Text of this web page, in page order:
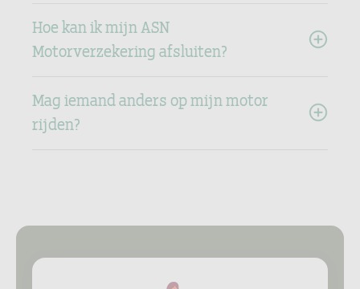
Hoe kan ik mijn ASN
Motorverzekering afsluiten?
Mag iemand anders op mijn motor
rijden?